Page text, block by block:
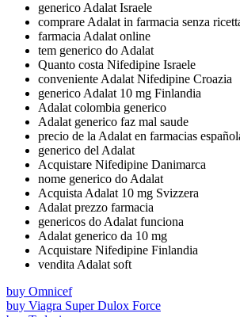
generico Adalat Israele
comprare Adalat in farmacia senza
farmacia Adalat online
tem generico do Adalat
Quanto costa Nifedipine Israele
conveniente Adalat Nifedipine Croazia
generico Adalat 10 mg Finlandia
Adalat colombia generico
Adalat generico faz mal saude
precio de la Adalat en farmacias
generico del Adalat
Acquistare Nifedipine Danimarca
nome generico do Adalat
Acquista Adalat 10 mg Svizzera
Adalat prezzo farmacia
genericos do Adalat funciona
Adalat generico da 10 mg
Acquistare Nifedipine Finlandia
vendita Adalat soft
buy Omnicef
buy Viagra Super Dulox Force